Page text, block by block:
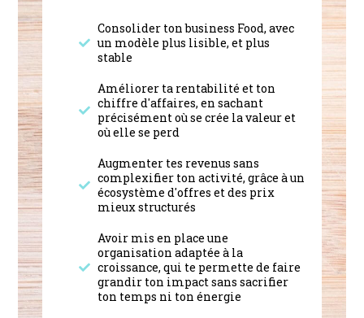
Consolider ton business Food, avec
un modèle plus lisible, et plus
stable
Améliorer ta rentabilité et ton
chiffre d'affaires, en sachant
précisément où se crée la valeur et
où elle se perd
Augmenter tes revenus sans
complexifier ton activité, grâce à un
écosystème d'offres et des prix
mieux structurés
Avoir mis en place une
organisation adaptée à la
croissance, qui te permette de faire
grandir ton impact sans sacrifier
ton temps ni ton énergie